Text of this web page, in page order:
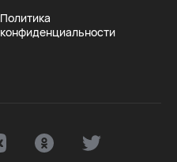
Политика
конфиденциальности